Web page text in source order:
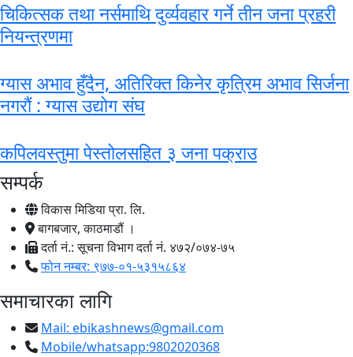
चिकित्सक तथा नर्समाथि दुर्व्यवहार गर्ने तीन जना प्रहरी
नियन्त्रणमा
ग्यास अभाव हुँदैन, अतिरिक्त किनेर कृत्रिम अभाव सिर्जना
नगराैं : ग्यास उद्योग संघ
कपिलवस्तुमा पेस्तोलसहित ३ जना पक्राउ
सम्पर्क
विकास मिडिया प्रा. लि.
बागबजार, काठमाडौं ।
दर्ता नं.: सूचना विभाग दर्ता नं. ४७२/०७४-७५
फोन नम्बर: ९७७-०१-५३१५८६४
समाचारका लागि
Mail: ebikashnews@gmail.com
Mobile/whatsapp:9802020368